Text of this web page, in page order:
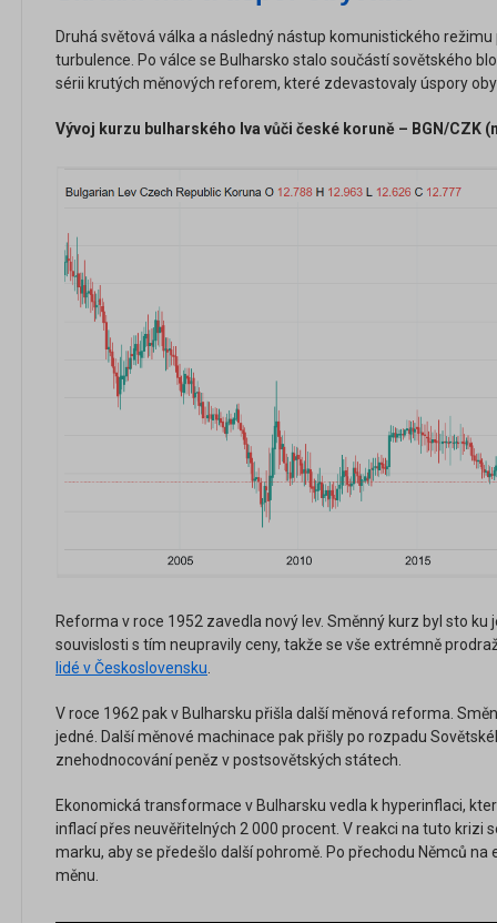
Druhá světová válka a následný nástup komunistického
turbulence. Po válce se Bulharsko stalo součástí sovětského
sérii krutých měnových reforem, které zdevastovaly úspory
Vývoj kurzu bulharského lva vůči české koruně – BGN/CZK
Reforma v roce 1952 zavedla nový lev. Směnný kurz byl sto ku
souvislosti s tím neupravily ceny, takže se vše extrémně
lidé v Československu
V roce 1962 pak v Bulharsku přišla další měnová reforma.
jedné. Další měnové machinace pak přišly po rozpadu
znehodnocování peněz v postsovětských státech.
Ekonomická transformace v Bulharsku vedla k hyperinflaci,
inflací přes neuvěřitelných 2 000 procent. V reakci na tuto krizi
marku, aby se předešlo další pohromě. Po přechodu Němců na
měnu.